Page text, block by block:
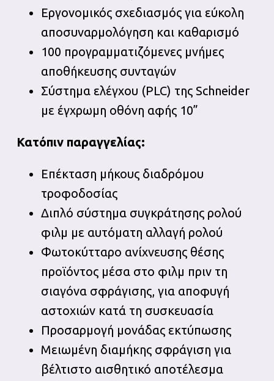
Εργονομικός σχεδιασμός για εύκολη
αποσυναρμολόγηση και καθαρισμό
100 προγραμματιζόμενες μνήμες
αποθήκευσης συνταγών
Σύστημα ελέγχου (PLC) της Schneider
με έγχρωμη οθόνη αφής 10”
Κατόπιν παραγγελίας:
Επέκταση μήκους διαδρόμου
τροφοδοσίας
Διπλό σύστημα συγκράτησης ρολού
φιλμ με αυτόματη αλλαγή ρολού
Φωτοκύτταρο ανίχνευσης θέσης
προϊόντος μέσα στο φιλμ πριν τη
σιαγόνα σφράγισης, για αποφυγή
αστοχιών κατά τη συσκευασία
Προσαρμογή μονάδας εκτύπωσης
Μειωμένη διαμήκης σφράγιση για
βέλτιστο αισθητικό αποτέλεσμα